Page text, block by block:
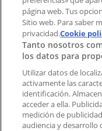
Marcas
Marcas locales
Negocios
Negocios
Productos
Productos
Ciudades
Descargar la
página web. Tus
Sitio web. Para saber
privacidad.Cookie
Tanto nosotros
los datos para
Utilizar datos de
activamente las
identificación.
acceder a ella.
medición de
audiencia y desarrollo